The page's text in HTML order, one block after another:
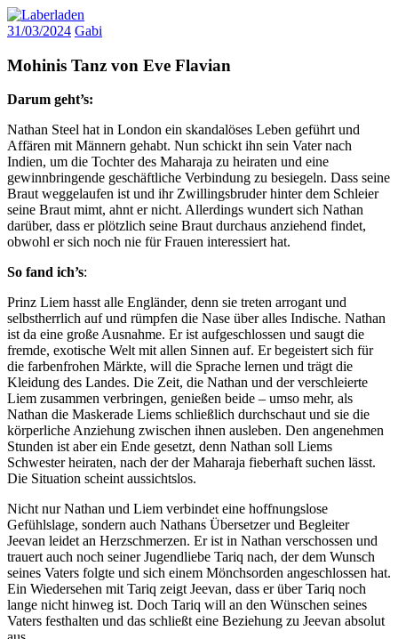
Zum
Inhalt
Laberladen
31/03/2024 Gabi
Mohinis Tanz von Eve Flavian
Darum geht’s:
Nathan Steel hat in London ein skandalöses Leben geführt und
Affären mit Männern gehabt. Nun schickt ihn sein Vater nach
Indien, um die Tochter des Maharaja zu heiraten und eine
gewinnbringende geschäftliche Verbindung zu besiegeln. Dass seine
Braut weggelaufen ist und ihr Zwillingsbruder hinter dem Schleier
seine Braut mimt, ahnt er nicht. Allerdings wundert sich Nathan
darüber, dass er plötzlich seine Braut durchaus anziehend findet,
obwohl er sich noch nie für Frauen interessiert hat.
So fand ich’s:
Prinz Liem hasst alle Engländer, denn sie treten arrogant und
selbstherrlich auf und rümpfen die Nase über alles Indische. Nathan
ist da eine große Ausnahme. Er ist aufgeschlossen und saugt die
fremde, exotische Welt mit allen Sinnen auf. Er begeistert sich für
die farbenfrohen Märkte, will die Sprache lernen und trägt die
Kleidung des Landes. Die Zeit, die Nathan und der verschleierte
Liem zusammen verbringen, genießen beide – umso mehr, als
Nathan die Maskerade Liems schließlich durchschaut und sie die
körperliche Anziehung zwischen ihnen ausleben. Den angenehmen
Stunden ist aber ein Ende gesetzt, denn Nathan soll Liems
Schwester heiraten, nach der der Maharaja fieberhaft suchen lässt.
Die Situation scheint aussichtslos.
Nicht nur Nathan und Liem verbindet eine hoffnungslose
Gefühlslage, sondern auch Nathans Übersetzer und Begleiter
Jeevan leidet an Herzschmerzen. Er ist in Nathan verschossen und
trauert auch noch seiner Jugendliebe Tariq nach, der dem Wunsch
seines Vaters folgte und sich einem Mönchsorden angeschlossen hat.
Ein Wiedersehen mit Tariq zeigt Jeevan, dass er über Tariq noch
lange nicht hinweg ist. Doch Tariq will an den Wünschen seines
Vaters festhalten und das schließt eine Beziehung zu Jeevan absolut